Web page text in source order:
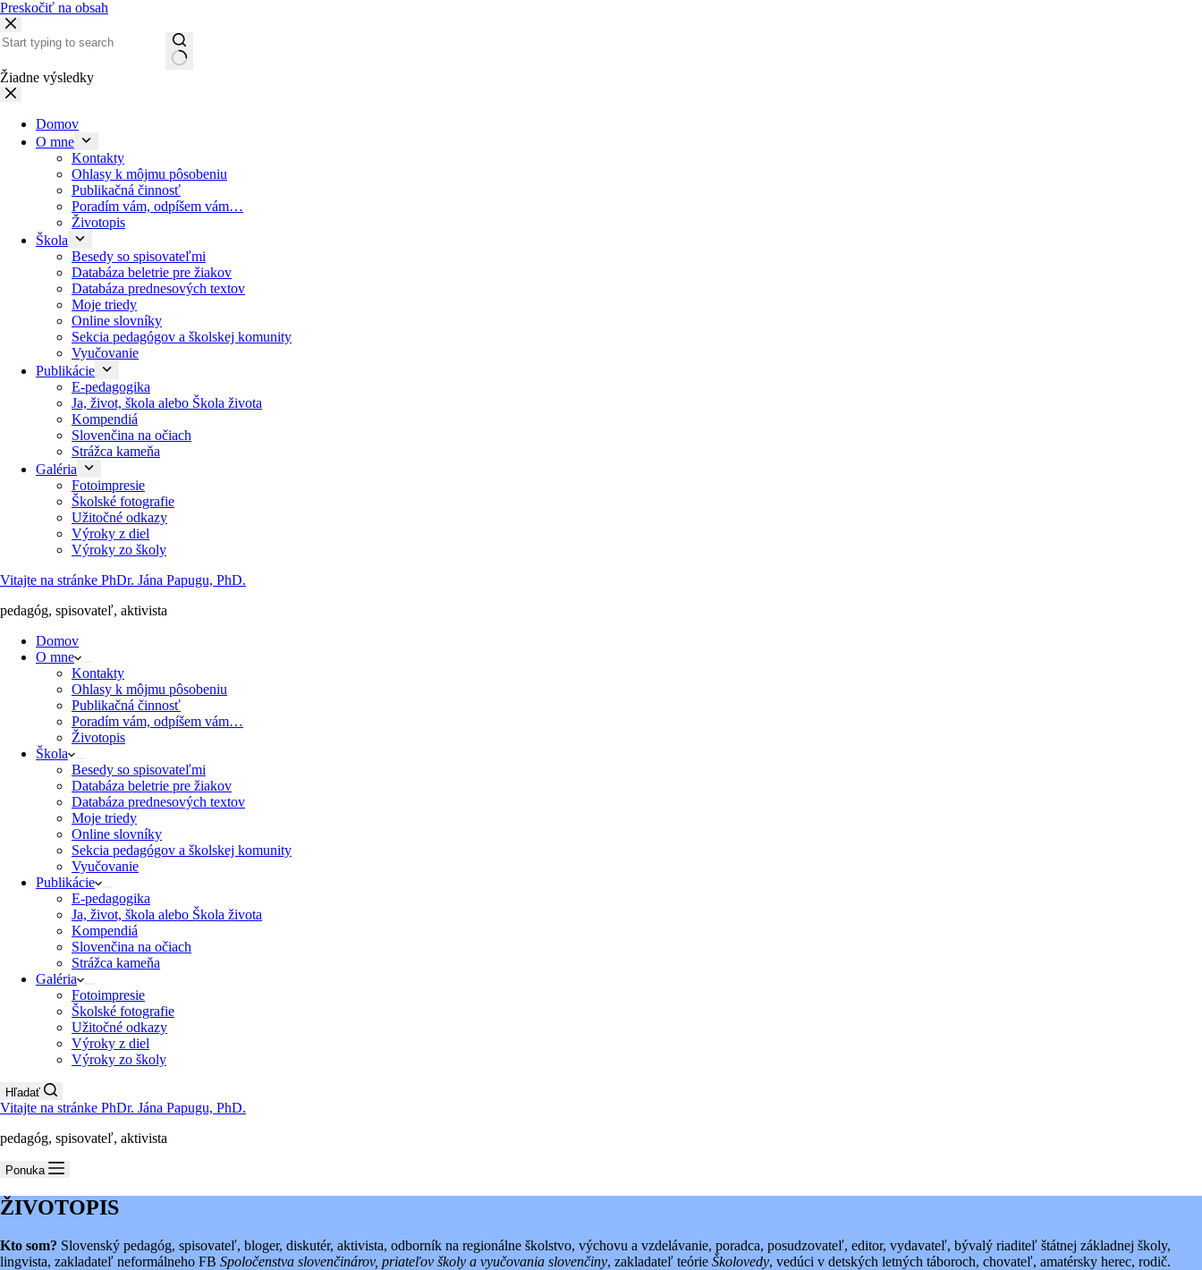
Preskočiť na obsah
Žiadne výsledky
Domov
O mne
Kontakty
Ohlasy k môjmu pôsobeniu
Publikačná činnosť
Poradím vám, odpíšem vám…
Životopis
Škola
Besedy so spisovateľmi
Databáza beletrie pre žiakov
Databáza prednesových textov
Moje triedy
Online slovníky
Sekcia pedagógov a školskej komunity
Vyučovanie
Publikácie
E-pedagogika
Ja, život, škola alebo Škola života
Kompendiá
Slovenčina na očiach
Strážca kameňa
Galéria
Fotoimpresie
Školské fotografie
Užitočné odkazy
Výroky z diel
Výroky zo školy
Vitajte na stránke PhDr. Jána Papugu, PhD.
pedagóg, spisovateľ, aktivista
Domov
O mne
Kontakty
Ohlasy k môjmu pôsobeniu
Publikačná činnosť
Poradím vám, odpíšem vám…
Životopis
Škola
Besedy so spisovateľmi
Databáza beletrie pre žiakov
Databáza prednesových textov
Moje triedy
Online slovníky
Sekcia pedagógov a školskej komunity
Vyučovanie
Publikácie
E-pedagogika
Ja, život, škola alebo Škola života
Kompendiá
Slovenčina na očiach
Strážca kameňa
Galéria
Fotoimpresie
Školské fotografie
Užitočné odkazy
Výroky z diel
Výroky zo školy
Hľadať
Vitajte na stránke PhDr. Jána Papugu, PhD.
pedagóg, spisovateľ, aktivista
Ponuka
ŽIVOTOPIS
Kto som? Slovenský pedagóg, spisovateľ, bloger, diskutér, aktivista, odborník na regionálne školstvo, výchovu a vzdelávanie, poradca, posudzovateľ, editor, vydavateľ, bývalý riaditeľ štátnej základnej školy,
lingvista, zakladateľ neformálneho FB Spoločenstva slovenčinárov, priateľov školy a vyučovania slovenčiny, zakladateľ teórie Školovedy, vedúci v detských letných táboroch, chovateľ, amatérsky herec, rodič.